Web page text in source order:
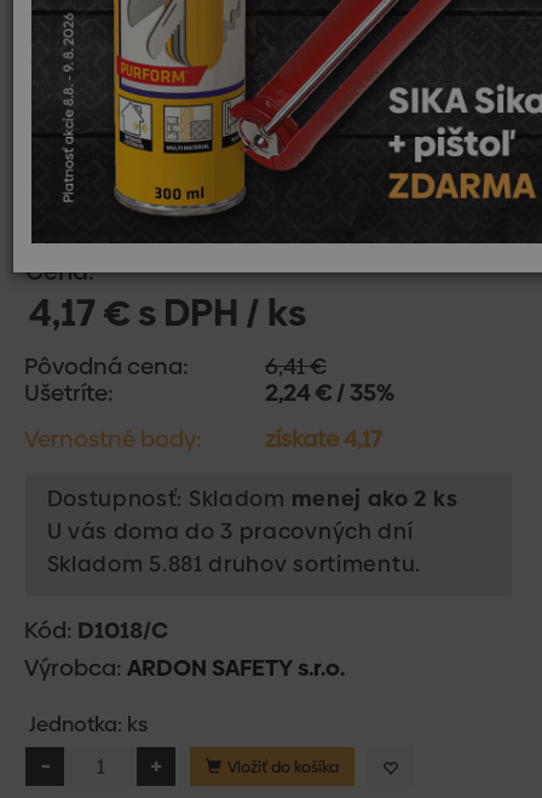
Cena:
4,17 € s DPH / ks
Pôvodná cena:
6,41 €
Ušetríte:
2,24 € / 35%
Vernostné body:
získate 4,17
Dostupnosť: Skladom menej ako 2 ks
U vás doma do 3 pracovných dní
Skladom 5.881 druhov sortimentu.
Kód: D1018/C
Výrobca: ARDON SAFETY s.r.o.
Jednotka: ks
Vložiť do košíka